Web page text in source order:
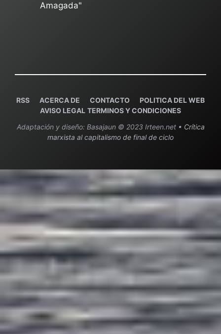
Amagada"
RSS ACERCA DE CONTACTO
POLITICA DEL WEB
AVISO LEGAL TERMINOS Y CONDICIONES
Adaptación y diseño: Basajaun © 2023 Irteen.net • Crítica
marxista al capitalismo de final de ciclo